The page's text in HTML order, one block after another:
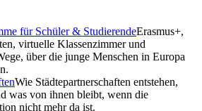
für Schüler & StudierendeErasmus+,
virtuelle Klassenzimmer und
über die junge Menschen in Europa
Wie Städtepartnerschaften entstehen,
was von ihnen bleibt, wenn die
nicht mehr da ist.